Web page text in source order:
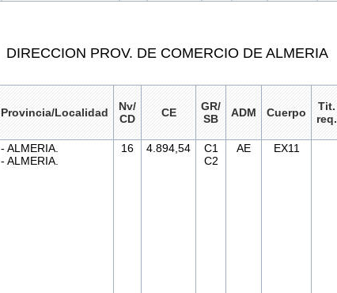
DIRECCION PROV. DE COMERCIO DE ALMERIA
Provincia/Localidad
Nv/
CD
CE
GR/
SB
ADM Cuerpo
Tit.
req.
- ALMERIA.
- ALMERIA.
16 4.894,54
C1
C2
AE EX11